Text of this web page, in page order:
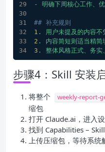
-
明确下周核心工作、
## 补充规则
1 .
用户未提及的内容不
2 .
内容简短则适当精
3 . 整体风格正式、务实
步骤4：Skill 安装
将整个 weekly-report-
缩包
打开 Claude.ai，进入
找到 Capabilities –
上传压缩包，等待系统